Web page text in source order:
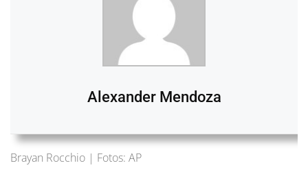
Alexander Mendoza
Brayan Rocchio | Fotos: AP